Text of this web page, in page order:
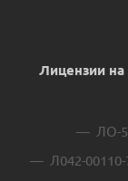
Лицензии
ЛО-
Л042-